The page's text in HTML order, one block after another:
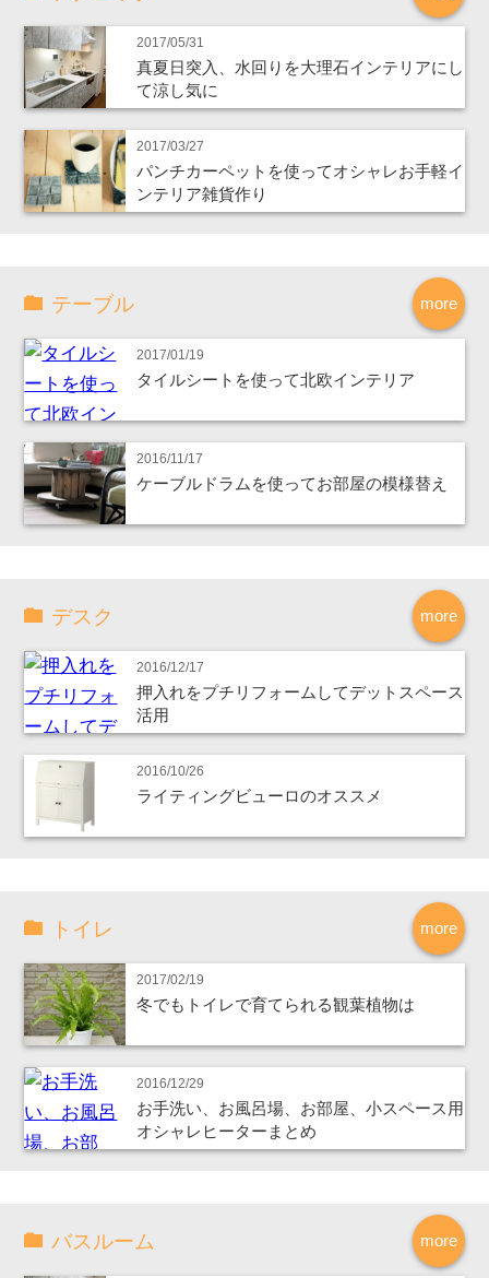
2017/05/31
真夏日突入、水回りを大理石インテリアにし
て涼し気に
2017/03/27
パンチカーペットを使ってオシャレお手軽イ
ンテリア雑貨作り
more
テーブル
2017/01/19
タイルシートを使って北欧インテリア
2016/11/17
ケーブルドラムを使ってお部屋の模様替え
more
デスク
2016/12/17
押入れをプチリフォームしてデットスペース
活用
2016/10/26
ライティングビューロのオススメ
more
トイレ
2017/02/19
冬でもトイレで育てられる観葉植物は
2016/12/29
お手洗い、お風呂場、お部屋、小スペース用
オシャレヒーターまとめ
more
バスルーム